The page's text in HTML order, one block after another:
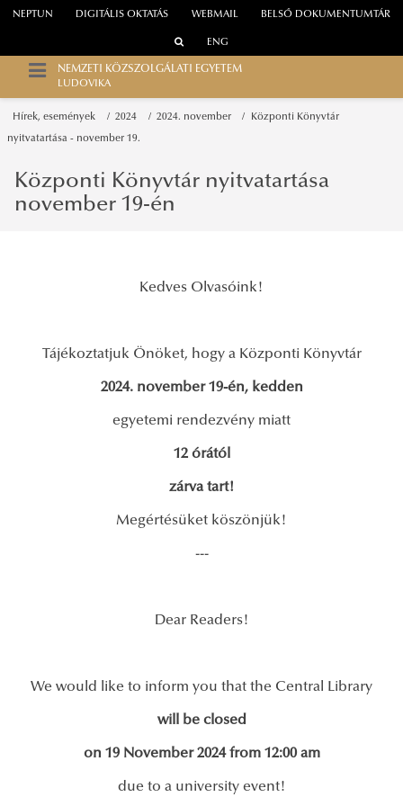
WEBMAIL
NEPTUN DIGITÁLIS OKTATÁS BELSŐ DOKUMENTUMTÁR
ENG
NEMZETI KÖZSZOLGÁLATI EGYETEM
LUDOVIKA
Hírek, események 2024 2024. november Központi Könyvtár
nyitvatartása - november 19.
Központi Könyvtár nyitvatartása
november 19-én
Kedves Olvasóink!
Tájékoztatjuk Önöket, hogy a Központi Könyvtár
2024. november19-én, kedden
egyetemi rendezvény miatt
12 órától
zárva tart!
Megértésüket köszönjük!
---
Dear Readers!
We would like to inform you that the Central Library
will be closed
on 19 November 2024 from 12:00 am
due to a university event!